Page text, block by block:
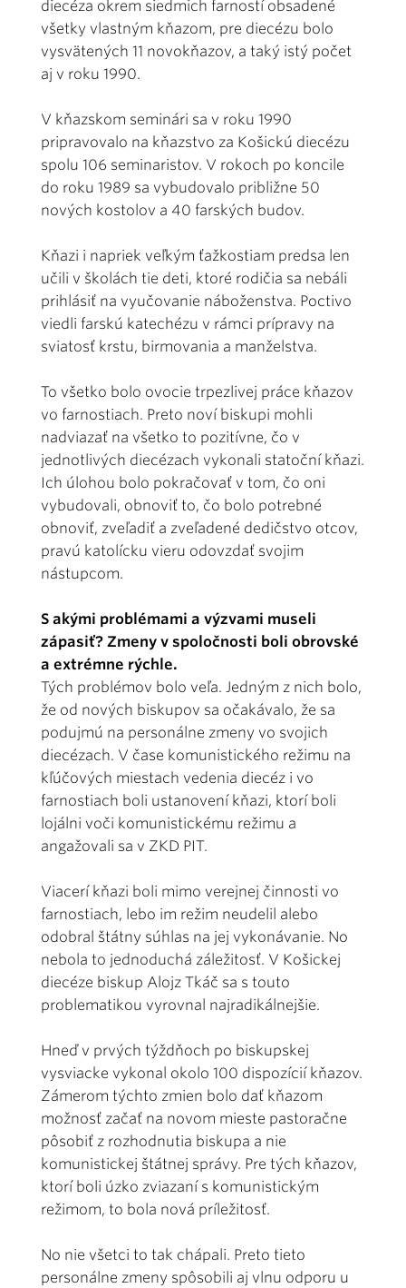
diecéza okrem siedmich farností obsadené
všetky vlastným kňazom, pre diecézu bolo
vysvätených 11 novokňazov, a taký istý počet
aj v roku 1990.
V kňazskom seminári sa v roku 1990
pripravovalo na kňazstvo za Košickú diecézu
spolu 106 seminaristov. V rokoch po koncile
do roku 1989 sa vybudovalo približne 50
nových kostolov a 40 farských budov.
Kňazi i napriek veľkým ťažkostiam predsa len
učili v školách tie deti, ktoré rodičia sa nebáli
prihlásiť na vyučovanie náboženstva. Poctivo
viedli farskú katechézu v rámci prípravy na
sviatosť krstu, birmovania a manželstva.
To všetko bolo ovocie trpezlivej práce kňazov
vo farnostiach. Preto noví biskupi mohli
nadviazať na všetko to pozitívne, čo v
jednotlivých diecézach vykonali statoční kňazi.
Ich úlohou bolo pokračovať v tom, čo oni
vybudovali, obnoviť to, čo bolo potrebné
obnoviť, zveľadiť a zveľadené dedičstvo otcov,
pravú katolícku vieru odovzdať svojim
nástupcom.
S akými problémami a výzvami museli
zápasiť? Zmeny v spoločnosti boli obrovské
a extrémne rýchle.
Tých problémov bolo veľa. Jedným z nich bolo,
že od nových biskupov sa očakávalo, že sa
podujmú na personálne zmeny vo svojich
diecézach. V čase komunistického režimu na
kľúčových miestach vedenia diecéz i vo
farnostiach boli ustanovení kňazi, ktorí boli
lojálni voči komunistickému režimu a
angažovali sa v ZKD PIT.
Viacerí kňazi boli mimo verejnej činnosti vo
farnostiach, lebo im režim neudelil alebo
odobral štátny súhlas na jej vykonávanie. No
nebola to jednoduchá záležitosť. V Košickej
diecéze biskup Alojz Tkáč sa s touto
problematikou vyrovnal najradikálnejšie.
Hneď v prvých týždňoch po biskupskej
vysviacke vykonal okolo 100 dispozícií kňazov.
Zámerom týchto zmien bolo dať kňazom
možnosť začať na novom mieste pastoračne
pôsobiť z rozhodnutia biskupa a nie
komunistickej štátnej správy. Pre tých kňazov,
ktorí boli úzko zviazaní s komunistickým
režimom, to bola nová príležitosť.
No nie všetci to tak chápali. Preto tieto
personálne zmeny spôsobili aj vlnu odporu u